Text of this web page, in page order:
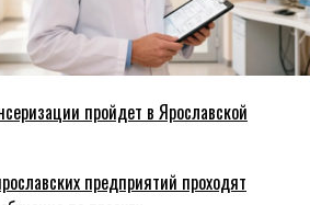
пройдет в Ярославской
предприятий проходят